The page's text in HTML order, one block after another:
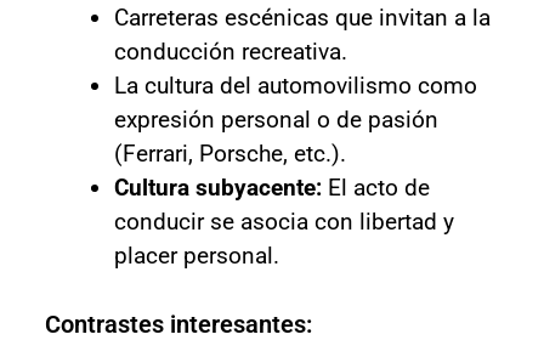
Carreteras escénicas que invitan a la
conducción recreativa.
La cultura del automovilismo como
expresión personal o de pasión
(Ferrari, Porsche, etc.).
Cultura subyacente:El acto de
conducir se asocia con libertad y
placer personal.
Contrastes interesantes: